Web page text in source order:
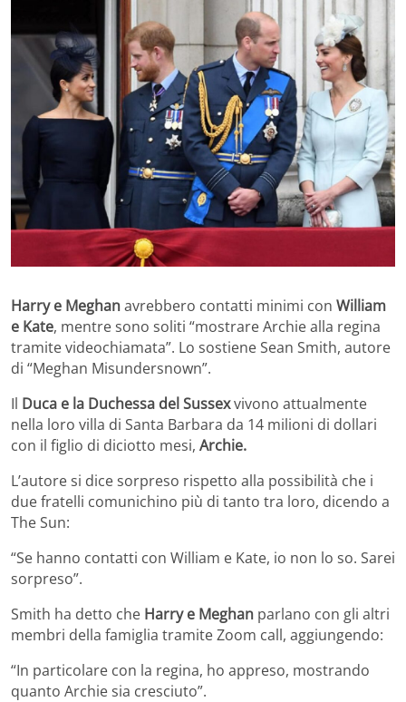
Harry e Meghanavrebbero contatti minimi con William
e Kate, mentre sono soliti “mostrare Archie alla regina
tramite videochiamata”. Lo sostiene Sean Smith, autore
di “Meghan Misundersnown”.
Il Duca e la Duchessa del Sussexvivono attualmente
nella loro villa di Santa Barbara da 14 milioni di dollari
con il figlio di diciotto mesi, Archie.
L’autore si dice sorpreso rispetto alla possibilità che i
due fratelli comunichino più di tanto tra loro, dicendo a
The Sun:
“Se hanno contatti con William e Kate, io non lo so. Sarei
sorpreso”.
Smith ha detto che Harry e Meghan parlano con gli altri
membri della famiglia tramite Zoom call, aggiungendo:
“In particolare con la regina, ho appreso, mostrando
quanto Archie sia cresciuto”.